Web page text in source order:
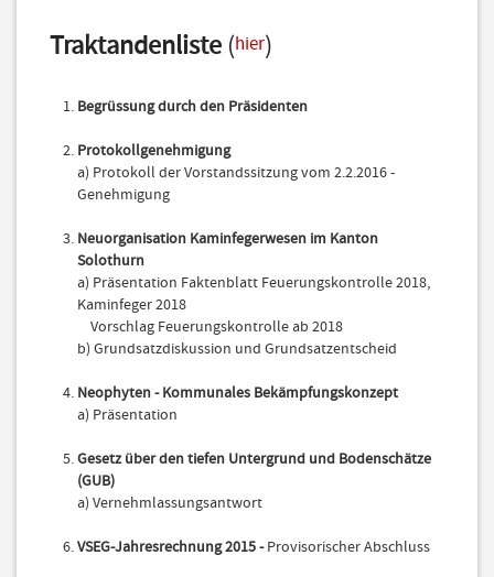
Traktandenliste (hier)
Begrüssung durch den Präsidenten
Protokollgenehmigung
a) Protokoll der Vorstandssitzung vom 2.2.2016 -
Genehmigung
Neuorganisation Kaminfegerwesen im Kanton
Solothurn
a) Präsentation Faktenblatt Feuerungskontrolle 2018,
Kaminfeger 2018
Vorschlag Feuerungskontrolle ab 2018
b) Grundsatzdiskussion und Grundsatzentscheid
Neophyten - Kommunales Bekämpfungskonzept
a) Präsentation
Gesetz über den tiefen Untergrund und Bodenschätze
(GUB)
a) Vernehmlassungsantwort
VSEG-Jahresrechnung 2015 -Provisorischer Abschluss